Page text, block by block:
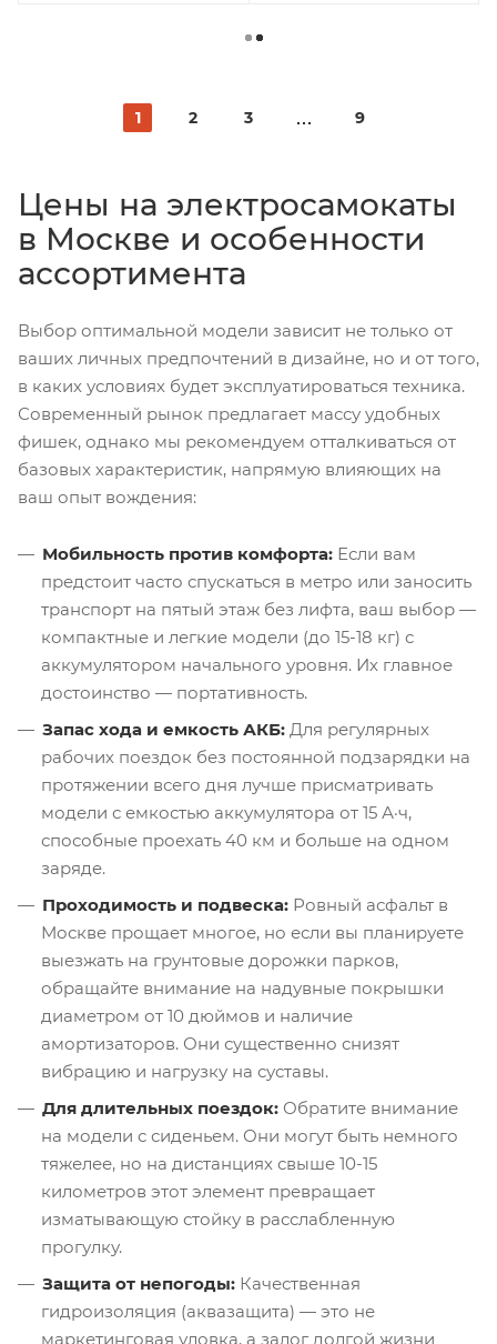
1 2 3 9
Цены на электросамокаты
в Москве и особенности
ассортимента
Выбор оптимальной модели зависит не только от
ваших личных предпочтений в дизайне, но и от того,
в каких условиях будет эксплуатироваться техника.
Современный рынок предлагает массу удобных
фишек, однако мы рекомендуем отталкиваться от
базовых характеристик, напрямую влияющих на
ваш опыт вождения:
Мобильность против комфорта: Если вам
предстоит часто спускаться в метро или заносить
транспорт на пятый этаж без лифта, ваш выбор —
компактные и легкие модели (до 15-18 кг) с
аккумулятором начального уровня. Их главное
достоинство — портативность.
Запас хода и емкость АКБ: Для регулярных
рабочих поездок без постоянной подзарядки на
протяжении всего дня лучше присматривать
модели с емкостью аккумулятора от 15 А·ч,
способные проехать 40 км и больше на одном
заряде.
Проходимость и подвеска: Ровный асфальт в
Москве прощает многое, но если вы планируете
выезжать на грунтовые дорожки парков,
обращайте внимание на надувные покрышки
диаметром от 10 дюймов и наличие
амортизаторов. Они существенно снизят
вибрацию и нагрузку на суставы.
Для длительных поездок: Обратите внимание
на модели с сиденьем. Они могут быть немного
тяжелее, но на дистанциях свыше 10-15
километров этот элемент превращает
изматывающую стойку в расслабленную
прогулку.
Защита от непогоды: Качественная
гидроизоляция (аквазащита) — это не
маркетинговая уловка, а залог долгой жизни